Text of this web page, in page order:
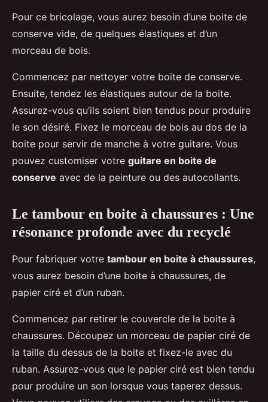
Pour ce bricolage, vous aurez besoin d’une boite de
conserve vide, de quelques élastiques et d’un
morceau de bois.
Commencez par nettoyer votre boite de conserve.
Ensuite, tendez les élastiques autour de la boite.
Assurez-vous qu’ils soient bien tendus pour produire
le son désiré. Fixez le morceau de bois au dos de la
boite pour servir de manche à votre guitare. Vous
pouvez customiser votre guitare en boite de
conserve avec de la peinture ou des autocollants.
Le tambour en boite à chaussures : Une
résonance profonde avec du recyclé
Pour fabriquer votre tambour en boite à chaussures,
vous aurez besoin d’une boite à chaussures, de
papier ciré et d’un ruban.
Commencez par retirer le couvercle de la boite à
chaussures. Découpez un morceau de papier ciré de
la taille du dessus de la boite et fixez-le avec du
ruban. Assurez-vous que le papier ciré est bien tendu
pour produire un son lorsque vous taperez dessus.